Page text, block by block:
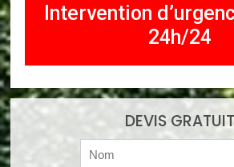
Intervention
24h/24
DEVIS GRATUIT